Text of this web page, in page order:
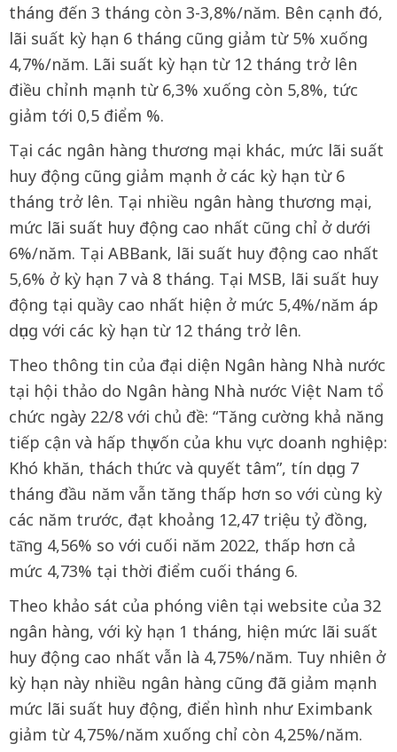
tháng đến 3 tháng còn 3-3,8%/năm. Bên cạnh đó,
lãi suất kỳ hạn 6 tháng cũng giảm từ 5% xuống
4,7%/năm. Lãi suất kỳ hạn từ 12 tháng trở lên
điều chỉnh mạnh từ 6,3% xuống còn 5,8%, tức
giảm tới 0,5 điểm %.
Tại các ngân hàng thương mại khác, mức lãi suất
huy động cũng giảm mạnh ở các kỳ hạn từ 6
tháng trở lên. Tại nhiều ngân hàng thương mại,
mức lãi suất huy động cao nhất cũng chỉ ở dưới
6%/năm. Tại ABBank, lãi suất huy động cao nhất
5,6% ở kỳ hạn 7 và 8 tháng. Tại MSB, lãi suất huy
động tại quầy cao nhất hiện ở mức 5,4%/năm áp
dụng với các kỳ hạn từ 12 tháng trở lên.
Theo thông tin của đại diện Ngân hàng Nhà nước
tại hội thảo do Ngân hàng Nhà nước Việt Nam tổ
chức ngày 22/8 với chủ đề: “Tăng cường khả năng
tiếp cận và hấp thụ vốn của khu vực doanh nghiệp:
Khó khăn, thách thức và quyết tâm”, tín dụng 7
tháng đầu năm vẫn tăng thấp hơn so với cùng kỳ
các năm trước, đạt khoảng 12,47 triệu tỷ đồng,
tă̆ng 4,56% so với cuối năm 2022, thấp hơn cả
mức 4,73% tại thời điểm cuối tháng 6.
Theo khảo sát của phóng viên tại website của 32
ngân hàng, với kỳ hạn 1 tháng, hiện mức lãi suất
huy động cao nhất vẫn là 4,75%/năm. Tuy nhiên ở
kỳ hạn này nhiều ngân hàng cũng đã giảm mạnh
mức lãi suất huy động, điển hình như Eximbank
giảm từ 4,75%/năm xuống chỉ còn 4,25%/năm.